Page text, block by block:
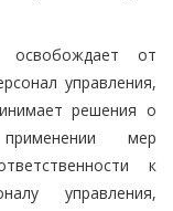
от
управления,
решения о
мер
к
управления,